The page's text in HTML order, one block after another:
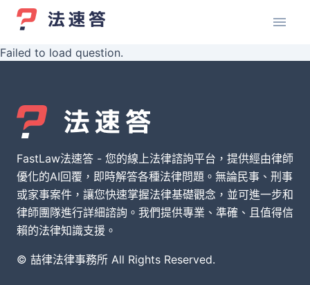
Failed to load question.
FastLaw法速答 - 您的線上法律諮詢平台，提供經由律師
優化的AI回覆，即時解答各種法律問題。無論民事、刑事
或家事案件，讓您快速掌握法律基礎觀念，並可進一步和
律師團隊進行詳細諮詢。我們提供專業、準確、且值得信
賴的法律知識支援。
© 喆律法律事務所 All Rights Reserved.